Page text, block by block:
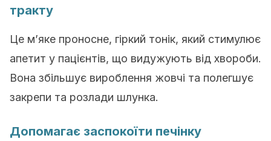
тракту
Це м’яке проносне, гіркий тонік, який стимулює
апетит у пацієнтів, що видужують від хвороби.
Вона збільшує вироблення жовчі та полегшує
закрепи та розлади шлунка.
Допомагає заспокоїти печінку